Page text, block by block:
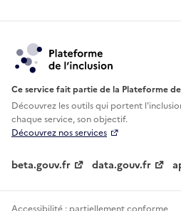
Ce service fait partie de la Plateforme de
Découvrez les outils qui portent
chaque service, son objectif.
Découvrez nos services
beta.gouv.fr data.gouv.fr